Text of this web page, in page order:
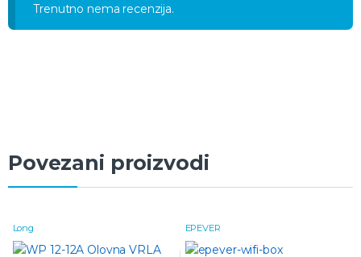
Trenutno nema recenzija.
Povezani proizvodi
Long EPEVER